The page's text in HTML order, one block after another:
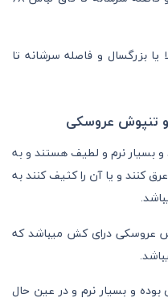
سنی ۱۴ سال به بالا یا بزرگسال و فاصله سرشانه تا
و تنپوش عروسکی
بسیار نرم و لطیف هستند و به
کنند و یا آن را کثیف کنند به
درای کش میباشد که
لباس عروسکی 3 بعدی بوده و بسیار نرم و در عین حال